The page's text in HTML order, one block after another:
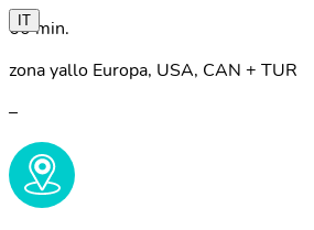
IT
60 min.
zona yallo Europa, USA, CAN + TUR
–